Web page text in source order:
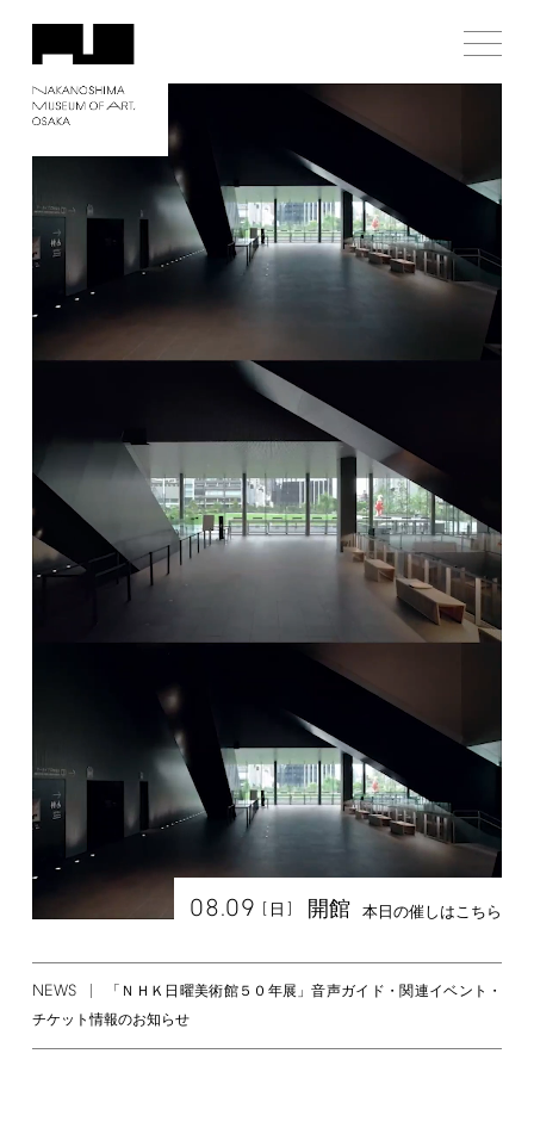
08.09 [ 日 ] 開館 本日の催しはこちら
NEWS
「ＮＨＫ日曜美術館５０年展」音声ガイド・関連イベント・
チケット情報のお知らせ